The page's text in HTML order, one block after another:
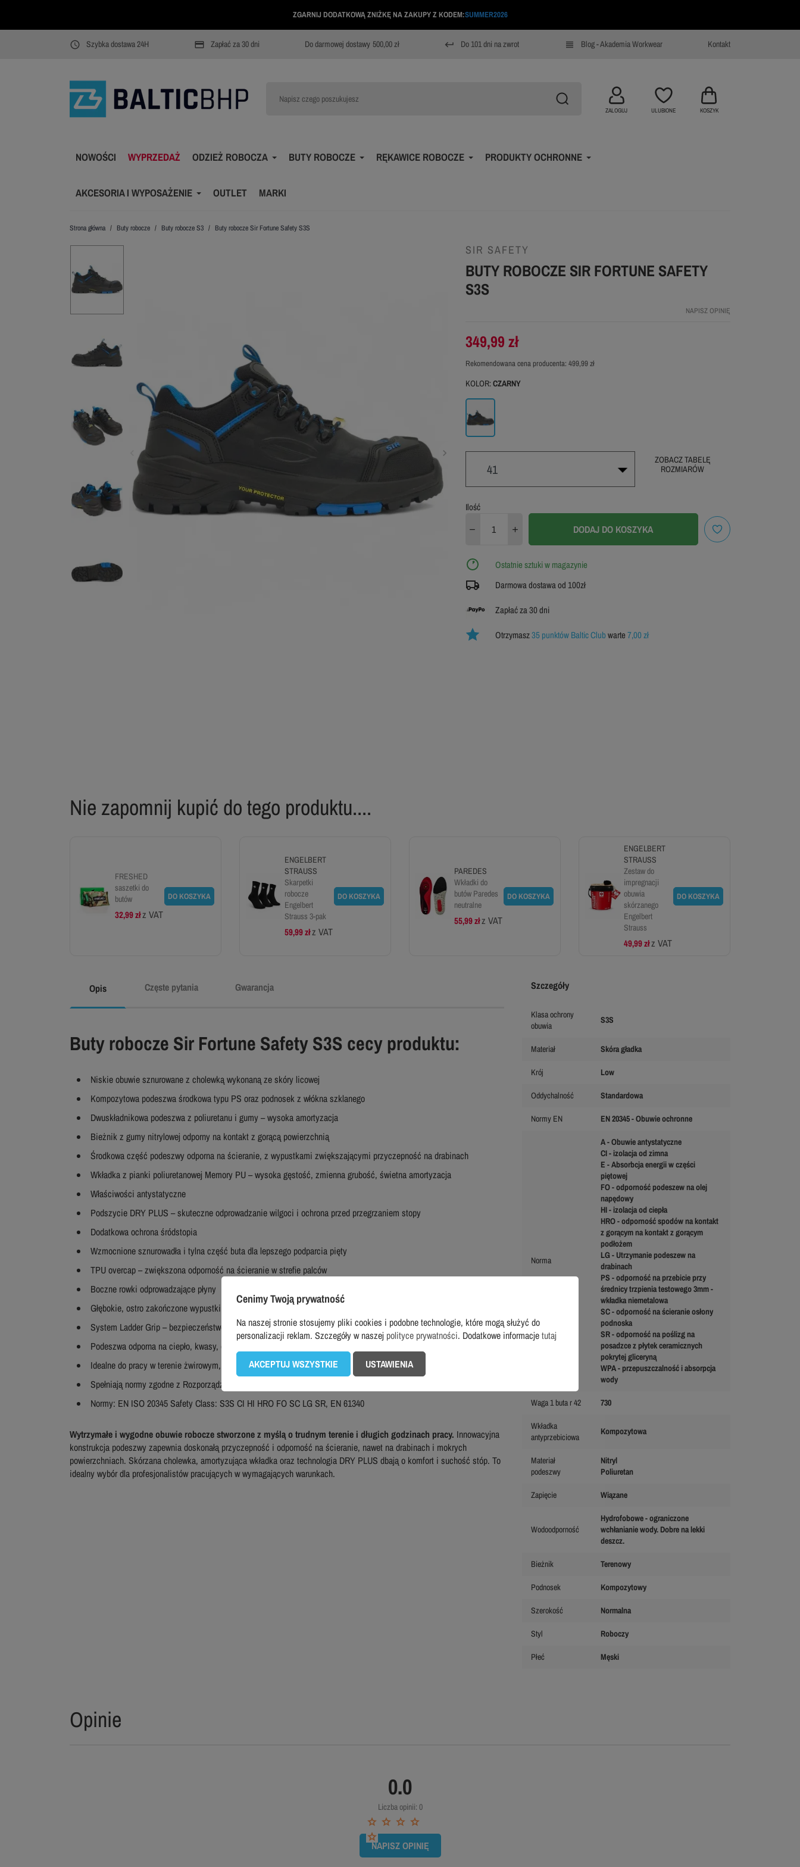
ZGARNIJ DODATKOWĄ ZNIŻKĘ NA ZAKUPY Z KODEM:SUMMER2026
access_time Szybka dostawa 24H payment Zapłać za 30 dni Do darmowej dostawy 500,00 zł keyboard_return Do 101 dni na zwrot view_headline Blog - Akademia Workwear Kontakt
ZALOGUJ ULUBIONE KOSZYK
NOWOŚCI WYPRZEDAŻ ODZIEŻ ROBOCZA BUTY ROBOCZE RĘKAWICE ROBOCZE PRODUKTY OCHRONNE
AKCESORIA I WYPOSAŻENIE OUTLET MARKI
Strona główna Buty robocze Buty robocze S3 Buty robocze Sir Fortune Safety S3S
SIR SAFETY
BUTY ROBOCZE SIR FORTUNE SAFETY
S3S
NAPISZ OPINIĘ
Rekomendowana cena producenta: 499,99 zł
349,99 zł
KOLOR:CZARNY
Czarny
41
43
45 46
ROZMIARÓW
ZOBACZ TABELĘ
ROZMIARÓW
Ilość
DODAJ DO KOSZYKA
Ostatnie sztuki w magazynie
Darmowa dostawa od 100zł
Zapłać za 30 dni
Otrzymasz35 punktów Baltic Clubwarte7,00 zł
Nie zapomnij kupić do tego produktu....
FRESHED
saszetki do
butów
32,99 złz VAT
DO KOSZYKA
ENGELBERT
STRAUSS
Skarpetki
robocze
Engelbert
Strauss 3-pak
59,99 złz VAT
DO KOSZYKA
PAREDES
Wkładki do
butów Paredes
neutralne
55,99 złz VAT
DO KOSZYKA
ENGELBERT
STRAUSS
Zestaw do
impregnacji
obuwia
skórzanego
Engelbert
Strauss
49,99 złz VAT
DO KOSZYKA
Opis Częste pytania Gwarancja
Buty robocze Sir Fortune Safety S3S cecy produktu:
Niskie obuwie sznurowane z cholewką wykonaną ze skóry licowej
Kompozytowa podeszwa środkowa typu PS oraz podnosek z włókna szklanego
Dwuskładnikowa podeszwa z poliuretanu i gumy – wysoka amortyzacja
Bieżnik z gumy nitrylowej odporny na kontakt z gorącą powierzchnią
Środkowa część podeszwy odporna na ścieranie, z wypustkami zwiększającymi przyczepność na drabinach
Wkładka z pianki poliuretanowej Memory PU – wysoka gęstość, zmienna grubość, świetna amortyzacja
Właściwości antystatyczne
Podszycie DRY PLUS – skuteczne odprowadzanie wilgoci i ochrona przed przegrzaniem stopy
Dodatkowa ochrona śródstopia
Wzmocnione sznurowadła i tylna część buta dla lepszego podparcia pięty
TPU overcap – zwiększona odporność na ścieranie w strefie palców
Boczne rowki odprowadzające płyny
Głębokie, ostro zakończone wypustki bieżnika – lepsza przyczepność i efekt samooczyszczania
System Ladder Grip – bezpieczeństwo na drabinach
Podeszwa odporna na ciepło, kwasy, oleje, ścieranie i poślizgi
Idealne do pracy w terenie żwirowym, skalistym i nierównym
Spełniają normy zgodne z Rozporządzeniem (UE) 2016/425
Normy: EN ISO 20345 Safety Class: S3S CI HI HRO FO SC LG SR, EN 61340
Wytrzymałe i wygodne obuwie robocze stworzone z myślą o trudnym terenie i długich godzinach pracy. Innowacyjna
konstrukcja podeszwy zapewnia doskonałą przyczepność i odporność na ścieranie, nawet na drabinach i mokrych
powierzchniach. Skórzana cholewka, amortyzująca wkładka oraz technologia DRY PLUS dbają o komfort i suchość stóp. To
idealny wybór dla profesjonalistów pracujących w wymagających warunkach.
Szczegóły
Klasa ochrony
obuwia
S3S
Materiał Skóra gładka
Krój Low
Oddychalność Standardowa
Normy EN EN 20345 - Obuwie ochronne
Norma
A - Obuwie antystatyczne
CI - izolacja od zimna
E - Absorbcja energii w części
piętowej
FO - odporność podeszew na olej
napędowy
HI - izolacja od ciepła
HRO - odporność spodów na kontakt
z gorącym na kontakt z gorącym
podłożem
LG - Utrzymanie podeszew na
drabinach
PS - odporność na przebicie przy
średnicy trzpienia testowego 3mm -
wkładka niemetalowa
SC - odporność na ścieranie osłony
podnoska
SR - odporność na poślizg na
posadzce z płytek ceramicznych
pokrytej gliceryną
WPA - przepuszczalność i absorpcja
wody
Waga 1 buta r 42 730
Wkładka
antyprzebiciowa
Kompozytowa
Materiał
podeszwy
Nitryl
Poliuretan
Zapięcie Wiązane
Wodoodporność
Hydrofobowe - ograniczone
wchłanianie wody. Dobre na lekki
deszcz.
Bieżnik Terenowy
Podnosek Kompozytowy
Szerokość Normalna
Styl Roboczy
Płeć Męski
Opinie
0.0
Liczba opinii: 0
NAPISZ OPINIĘ
Cenimy Twoją prywatność
Na naszej stronie stosujemy pliki cookies i podobne technologie, które mogą służyć do
personalizacji reklam. Szczegóły w naszej polityce prywatności. Dodatkowe informacjetutaj
AKCEPTUJ WSZYSTKIE USTAWIENIA